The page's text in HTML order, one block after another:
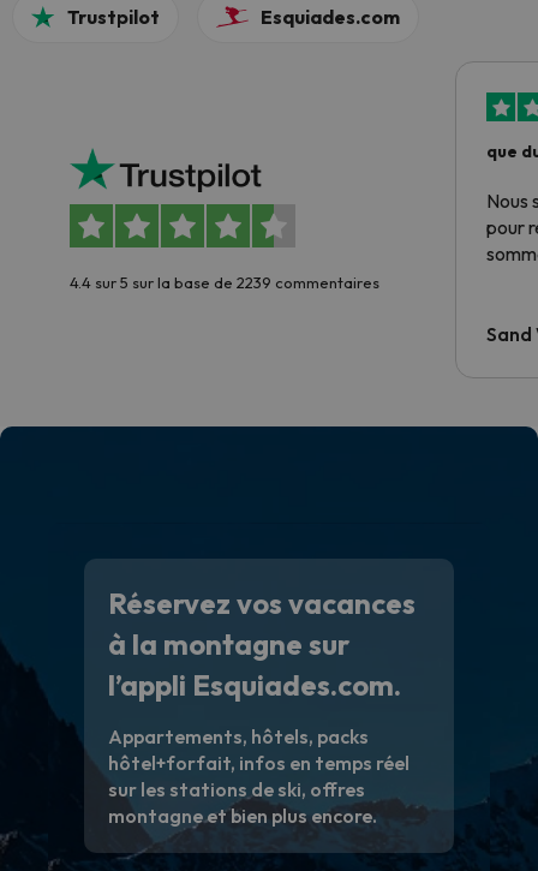
Trustpilot Esquiades.com
4.4 sur 5 sur la base de 2239 commentaires
que
Nous
pour
Sand
Réservez vos vacances
à la montagne sur
l’appli Esquiades.com.
Appartements, hôtels, packs
hôtel+forfait, infos en temps réel
sur les stations de ski, offres
montagne et bien plus encore.